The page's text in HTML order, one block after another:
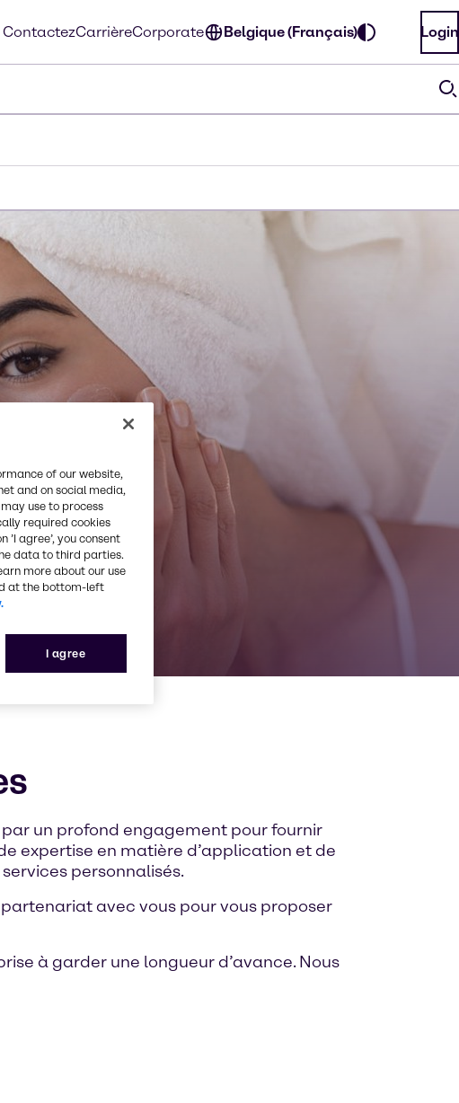
ContactezCarrièreCorporate Belgique (Français) Login
un profond engagement pour fournir
expertise en matière d’application et de
personnalisés.
avec vous pour vous proposer
à garder une longueur d’avance. Nous
of our website,
and on social media,
use to process
required cookies
agree’, you consent
data to third parties.
more about our use
at the bottom-left
I agree